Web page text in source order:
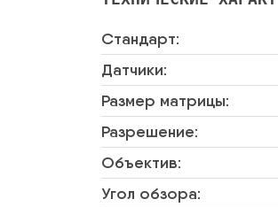
Стандарт:
Датчики:
Размер матрицы:
Разрешение:
Объектив:
Угол обзора: